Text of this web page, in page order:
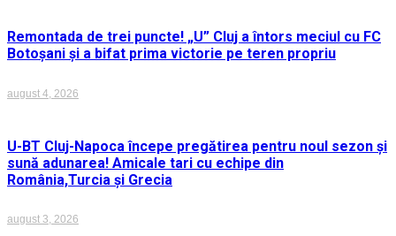
Remontada de trei puncte! „U” Cluj a întors meciul cu FC
Botoșani și a bifat prima victorie pe teren propriu
august 4, 2026
U-BT Cluj-Napoca începe pregătirea pentru noul sezon și
sună adunarea! Amicale tari cu echipe din
România,Turcia și Grecia
august 3, 2026